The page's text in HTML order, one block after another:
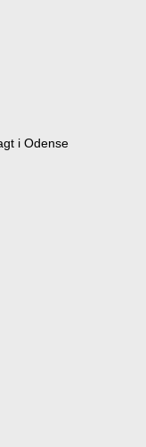
i Odense